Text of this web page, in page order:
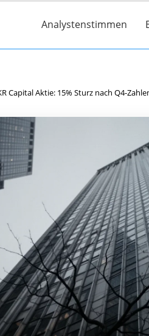
Analystenstimmen
Capital Aktie: 15% Sturz nach Q4-